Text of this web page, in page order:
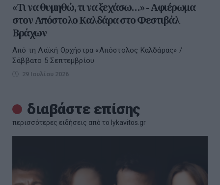
«Τι να θυμηθώ, τι να ξεχάσω…» - Αφιέρωμα
στον Απόστολο Καλδάρα στο Φεστιβάλ
Βράχων
Από τη Λαϊκή Ορχήστρα «Απόστολος Καλδάρας» /
Σάββατο 5 Σεπτεμβρίου
29 Ιουλίου 2026
διαβάστε επίσης
περισσότερες ειδήσεις από το lykavitos.gr